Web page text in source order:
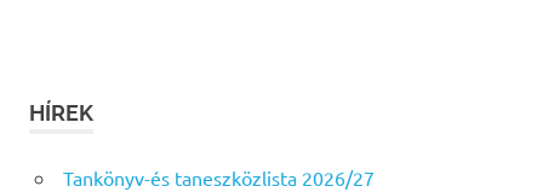
HÍREK
Tankönyv-és taneszközlista 2026/27